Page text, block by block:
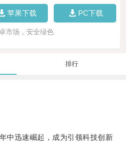
苹果下载 PC下载
市场，安全绿色
排行
迅速崛起，成为引领科技创新